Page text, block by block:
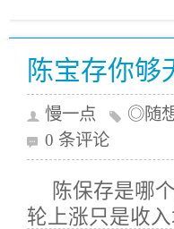
陈宝存你够
慢一点 ◎随
0 条评论
陈保存是哪
轮上涨只是收